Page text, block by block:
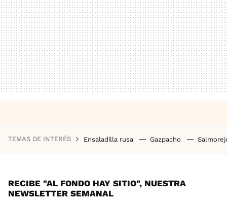
TEMAS DE INTERÉS Ensaladilla rusa Gazpacho
RECIBE "AL FONDO HAY SITIO", NUESTRA
NEWSLETTER SEMANAL